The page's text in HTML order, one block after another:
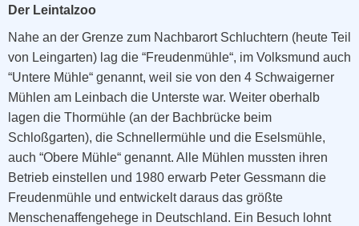
Der Leintalzoo
Nahe an der Grenze zum Nachbarort Schluchtern (heute Teil
von Leingarten) lag die “Freudenmühle“, im Volksmund auch
“Untere Mühle“ genannt, weil sie von den 4 Schwaigerner
Mühlen am Leinbach die Unterste war. Weiter oberhalb
lagen die Thormühle (an der Bachbrücke beim
Schloßgarten), die Schnellermühle und die Eselsmühle,
auch “Obere Mühle“ genannt. Alle Mühlen mussten ihren
Betrieb einstellen und 1980 erwarb Peter Gessmann die
Freudenmühle und entwickelt daraus das größte
Menschenaffengehege in Deutschland. Ein Besuch lohnt